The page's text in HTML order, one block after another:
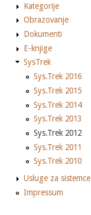
Kategorije
Obrazovanje
Dokumenti
E-knjige
SysTrek
Sys.Trek 2016
Sys.Trek 2015
Sys.Trek 2014
Sys.Trek 2013
Sys.Trek 2012
Sys.Trek 2011
Sys.Trek 2010
Usluge za sistemce
Impressum